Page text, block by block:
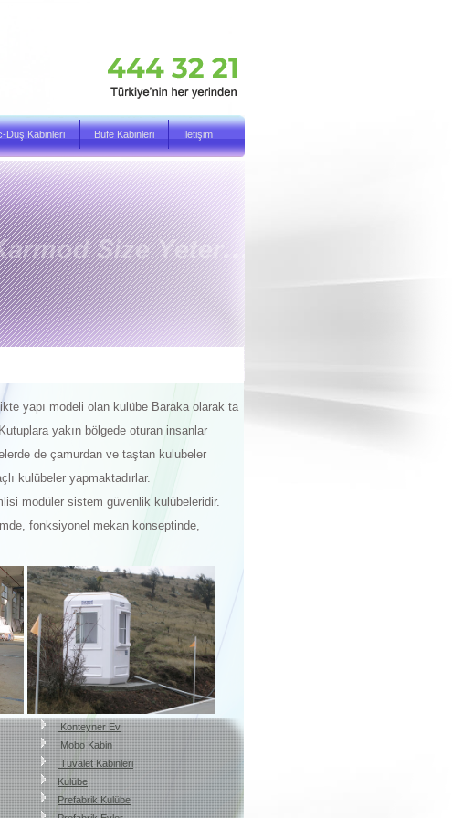
Duş Kabinleri Büfe Kabinleri İletişim
yapı modeli olan kulübe Baraka olarak ta
yakın bölgede oturan insanlar
de çamurdan ve taştan kulubeler
kulübeler yapmaktadırlar.
modüler sistem güvenlik kulübeleridir.
fonksiyonel mekan konseptinde,
Konteyner Ev
Mobo Kabin
Tuvalet Kabinleri
Kulübe
Prefabrik Kulübe